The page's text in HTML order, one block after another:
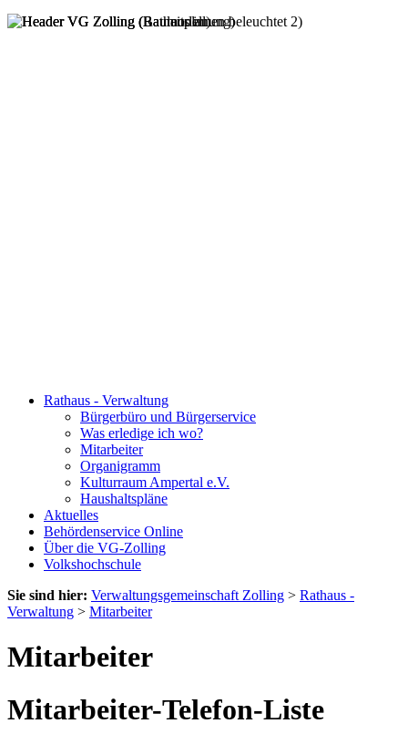
Rathaus - Verwaltung
Bürgerbüro und Bürgerservice
Was erledige ich wo?
Mitarbeiter
Organigramm
Kulturraum Ampertal e.V.
Haushaltspläne
Aktuelles
Behördenservice Online
Über die VG-Zolling
Volkshochschule
Sie sind hier: Verwaltungsgemeinschaft Zolling > Rathaus -
Verwaltung > Mitarbeiter
Mitarbeiter
Mitarbeiter-Telefon-Liste